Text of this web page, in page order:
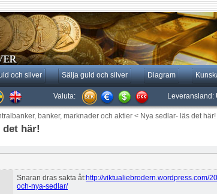
och silver Sälja guld och silver Diagram
Valuta: Leveransland:
banker, marknader och aktier < Nya sedlar- läs det här!
det här!
Snaran dras sakta åt:http://viktualiebrodern.wordpress.com/
och-nya-sedlar/